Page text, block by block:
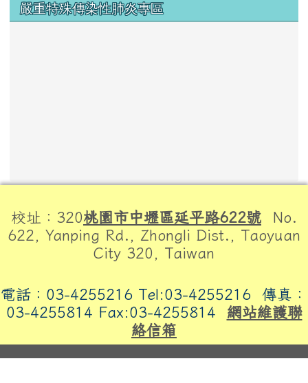
嚴重特殊傳染性肺炎專區
校址：320桃園市中壢區延平路622號 No.
622, Yanping Rd., Zhongli Dist., Taoyuan
City 320, Taiwan
電話：03-4255216 Tel:03-4255216 傳真：
03-4255814 Fax:03-4255814 網站維護聯
絡信箱